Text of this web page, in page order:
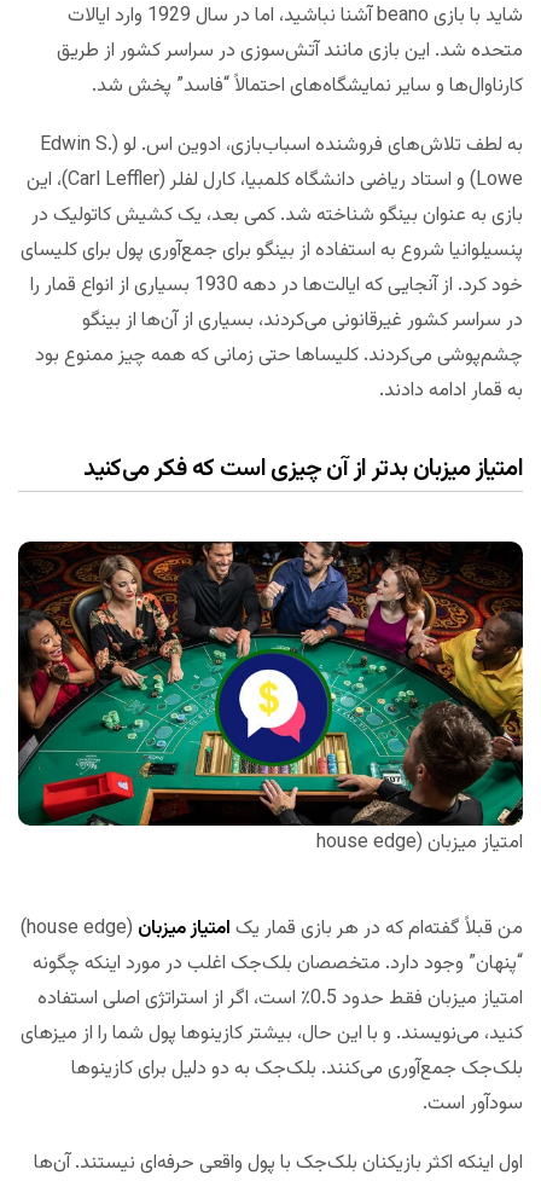
شاید با بازی beano آشنا نباشید، اما در سال 1929 وارد ایالات
متحده شد. این بازی مانند آتش‌سوزی در سراسر کشور از طریق
کارناوال‌ها و سایر نمایشگاه‌های احتمالاً “فاسد” پخش شد.
به لطف تلاش‌های فروشنده اسباب‌بازی، ادوین اس. لو (Edwin S.
Lowe) و استاد ریاضی دانشگاه کلمبیا، کارل لفلر (Carl Leffler)، این
بازی به عنوان بینگو شناخته شد. کمی بعد، یک کشیش کاتولیک در
پنسیلوانیا شروع به استفاده از بینگو برای جمع‌آوری پول برای کلیسای
خود کرد. از آنجایی که ایالت‌ها در دهه 1930 بسیاری از انواع قمار را
در سراسر کشور غیرقانونی می‌کردند، بسیاری از آن‌ها از بینگو
چشم‌پوشی می‌کردند. کلیساها حتی زمانی که همه چیز ممنوع بود
به قمار ادامه دادند.
امتیاز میزبان بدتر از آن چیزی است که فکر می‌کنید
امتیاز میزبان (house edge
من قبلاً گفته‌ام که در هر بازی قمار یک امتیاز میزبان
(house edge)
“پنهان” وجود دارد. متخصصان بلک‌جک اغلب در مورد اینکه چگونه
امتیاز میزبان فقط حدود 0.5٪ است، اگر از استراتژی اصلی استفاده
کنید، می‌نویسند. و با این حال، بیشتر کازینوها پول شما را از میزهای
بلک‌جک جمع‌آوری می‌کنند. بلک‌جک به دو دلیل برای کازینوها
سودآور است.
اول اینکه اکثر بازیکنان بلک‌جک با پول واقعی حرفه‌ای نیستند. آن‌ها